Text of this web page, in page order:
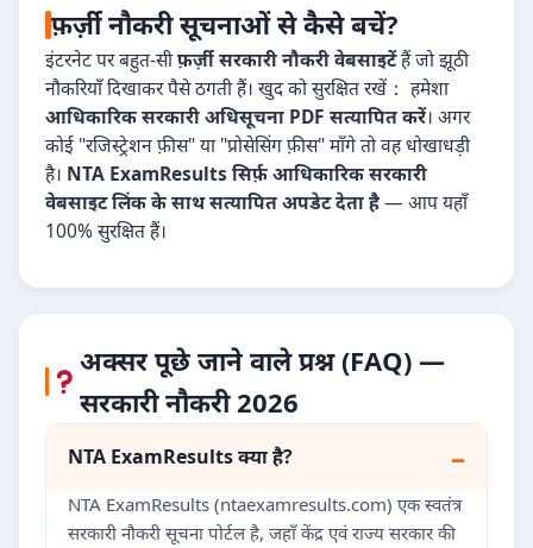
फ़र्ज़ी नौकरी सूचनाओं से कैसे बचें?
इंटरनेट पर बहुत-सीफ़र्ज़ी सरकारी नौकरी वेबसाइटेंहैं जो झूठी
नौकरियाँ दिखाकर पैसे ठगती हैं। खुद को सुरक्षित रखें： हमेशा
आधिकारिक सरकारी अधिसूचना PDF सत्यापित करें। अगर
कोई "रजिस्ट्रेशन फ़ीस" या "प्रोसेसिंग फ़ीस" माँगे तो वह धोखाधड़ी
है। NTA ExamResults सिर्फ़ आधिकारिक सरकारी
वेबसाइट लिंक के साथ सत्यापित अपडेट देता है— आप यहाँ
100% सुरक्षित हैं।
अक्सर पूछे जाने वाले प्रश्न (FAQ) —
सरकारी नौकरी 2026
NTA ExamResults क्या है?
NTA ExamResults (ntaexamresults.com) एक स्वतंत्र
सरकारी नौकरी सूचना पोर्टल है, जहाँ केंद्र एवं राज्य सरकार की